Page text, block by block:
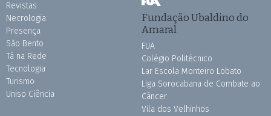
Revistas
Necrologia
Presença
São Bento
Tá na Rede
Tecnologia
Turismo
Uniso Ciência
Fundação Ubaldino do
Amaral
FUA
Colégio Politécnico
Lar Escola Monteiro Lobato
Liga Sorocabana de Combate ao
Câncer
Vila dos Velhinhos